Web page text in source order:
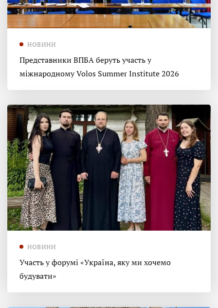
НОВИНИ
Представники ВПБА беруть участь у
міжнародному Volos Summer Institute 2026
НОВИНИ
Участь у форумі «Україна, яку ми хочемо
будувати»